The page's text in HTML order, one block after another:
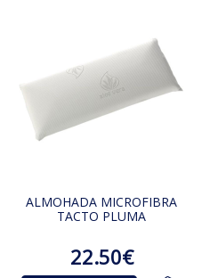
ALMOHADA MICROFIBRA
TACTO PLUMA
22.50€